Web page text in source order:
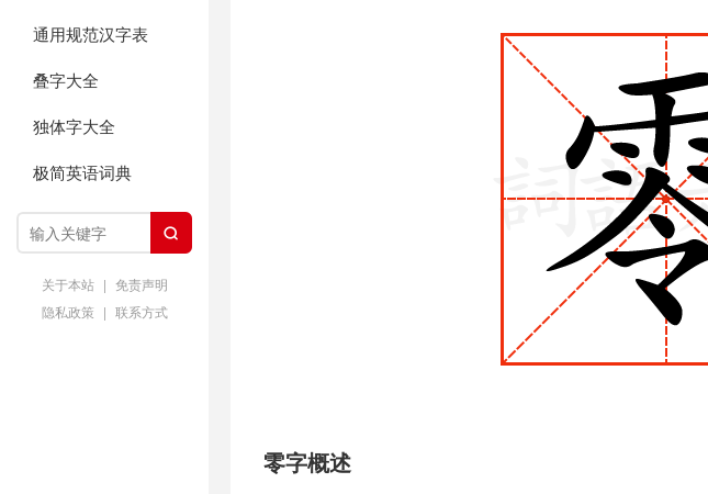
通用规范汉字表
叠字大全
独体字大全
极简英语词典

关于本站 | 免责声明
隐私政策 | 联系方式
零字概述